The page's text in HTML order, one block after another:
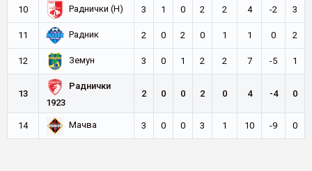
10 Раднички (Н) 3 1 0 2 2 4 -2 3
11 Радник 2 0 2 0 1 1 0 2
12 Земун 3 0 1 2 2 7 -5 1
13
Раднички
1923
2 0 0 2 0 4 -4 0
14 Мачва 3 0 0 3 1 10 -9 0